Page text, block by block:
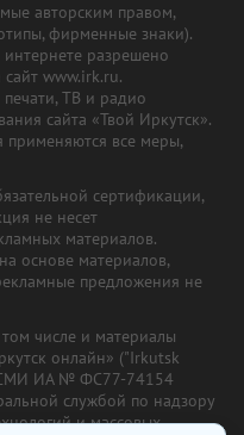
авторским правом,
фирменные знаки).
разрешено
сайт www.irk.ru.
ТВ и радио
сайта «Твой Иркутск».
все меры,
сертификации,
не несет
материалов.
основе материалов,
предложения не
числе и материалы
онлайн» ("Irkutsk
СМИ ИА № ФС77-74154
службой по надзору
и массовых